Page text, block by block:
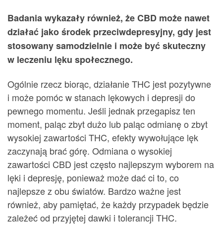
Badania wykazały również, że CBD może nawet
działać jako środek przeciwdepresyjny, gdy jest
stosowany samodzielnie i może być skuteczny
w leczeniu lęku społecznego.
Ogólnie rzecz biorąc, działanie THC jest pozytywne
i może pomóc w stanach lękowych i depresji do
pewnego momentu. Jeśli jednak przegapisz ten
moment, paląc zbyt dużo lub paląc odmianę o zbyt
wysokiej zawartości THC, efekty wywołujące lęk
zaczynają brać górę. Odmiana o wysokiej
zawartości CBD jest często najlepszym wyborem na
lęki i depresję, ponieważ może dać ci to, co
najlepsze z obu światów. Bardzo ważne jest
również, aby pamiętać, że każdy przypadek będzie
zależeć od przyjętej dawki i tolerancji THC.